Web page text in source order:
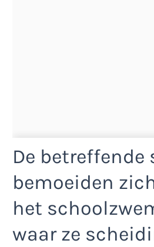
De betreffende
bemoeiden
het
waar ze